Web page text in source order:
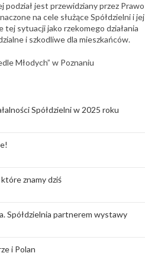
podział jest przewidziany przez Prawo
na cele służące Spółdzielni i jej
sytuacji jako rzekomego działania
i szkodliwe dla mieszkańców.
Młodych” w Poznaniu
Spółdzielni w 2025 roku
znamy dziś
Spółdzielnia partnerem wystawy
i Polan